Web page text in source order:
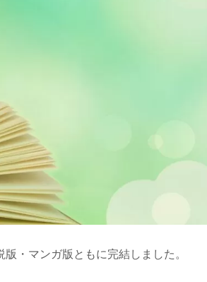
・マンガ版ともに完結しました。